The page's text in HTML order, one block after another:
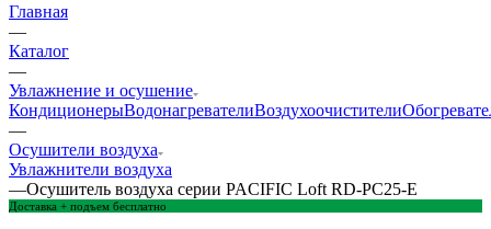
Главная
—
Каталог
—
Увлажнение и осушение
КондиционерыВодонагревателиВоздухоочистители
—
Осушители воздуха
Увлажнители воздуха
—Осушитель воздуха серии PACIFIC Loft RD-PC25-E
Доставка + подъем бесплатно